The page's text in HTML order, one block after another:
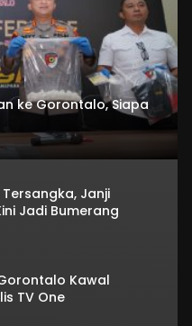
ke Gorontalo, Siapa
Tersangka, Janji
Jadi Bumerang
Kawal
TV One